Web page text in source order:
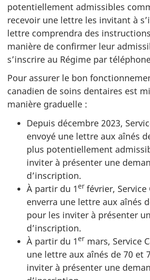
potentiellement admissibles
recevoir une lettre les invitant à
lettre comprendra des
manière de confirmer leur
s’inscrire au Régime par
Pour assurer le bon
canadien de soins dentaires est
manière graduelle :
Depuis décembre 2023,
envoyé une lettre aux aînés
plus potentiellement
inviter à présenter une
d’inscription.
À partir du 1er février, Service
enverra une lettre aux aînés
pour les inviter à présenter
d’inscription.
À partir du 1er mars, Service
une lettre aux aînés de 70 et
inviter à présenter une